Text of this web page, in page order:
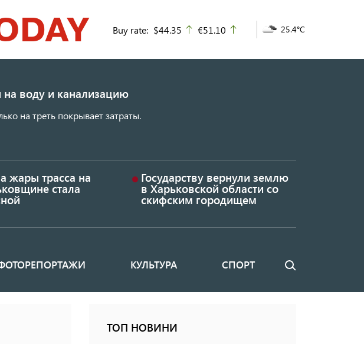
Buy rate: $44.35 up
€51.10 25.4°C
воду и канализацию
на треть покрывает затраты.
жары трасса на
стала
Государству вернули землю
в Харьковской области со
скифским городищем
КУЛЬТУРА СПОРТ Поиск
ТОП НОВИНИ